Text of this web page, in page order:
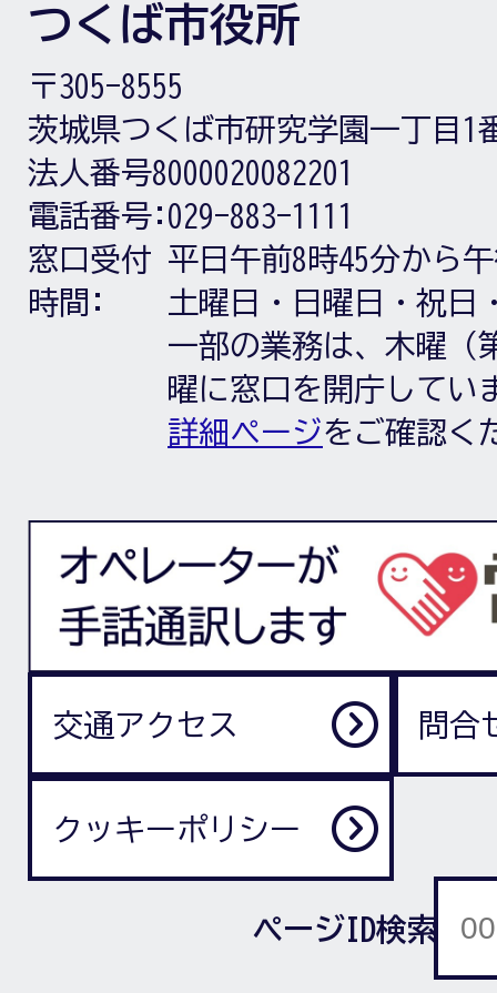
つくば市役所
〒305-8555
茨城県つくば市研究学園一丁目1
法人番号8000020082201
電話番号: 029-883-1111
窓口受付
時間:
平日午前8時45分から
土曜日・日曜日・祝日
一部の業務は、木曜（
曜に窓口を開庁してい
詳細ページをご確認く
交通アクセス 問合
クッキーポリシー
ページID検索